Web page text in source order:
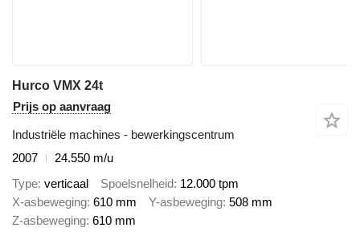
Hurco VMX 24t
Prijs op aanvraag
Industriële machines - bewerkingscentrum
2007
24.550 m/u
Type verticaal Spoelsnelheid 12.000 tpm
X-asbeweging 610 mm Y-asbeweging 508 mm
Z-asbeweging 610 mm